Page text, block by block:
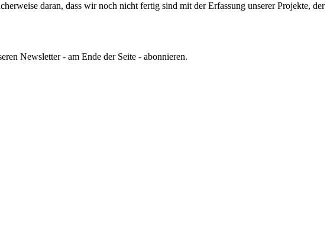
daran, dass wir noch nicht fertig sind mit der Erfassung unserer Projekte, der
Newsletter - am Ende der Seite - abonnieren.